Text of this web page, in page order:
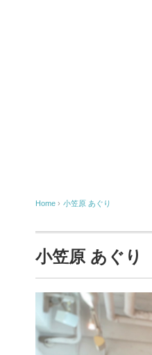
Home › 小笠原 あぐり
小笠原 あぐり